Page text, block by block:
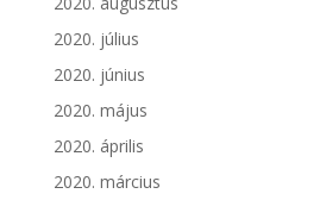
2020. július
2020. június
2020. május
2020. április
2020. március